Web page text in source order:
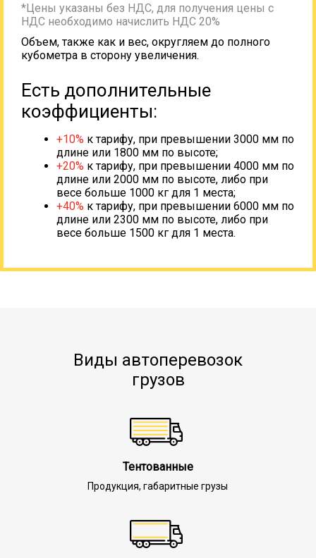
*Цены указаны без НДС, для получения цены с
НДС необходимо начислить НДС 20%
Объем, также как и вес, округляем до полного
кубометра в сторону увеличения.
Есть дополнительные
коэффициенты:
+10% к тарифу, при превышении 3000 мм по
длине или 1800 мм по высоте;
+20% к тарифу, при превышении 4000 мм по
длине или 2000 мм по высоте, либо при
весе больше 1000 кг для 1 места;
+40% к тарифу, при превышении 6000 мм по
длине или 2300 мм по высоте, либо при
весе больше 1500 кг для 1 места.
Виды автоперевозок
грузов
Тентованные
Продукция, габаритные грузы